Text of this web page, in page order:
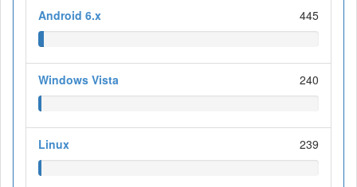
Android 6.x 445
Windows Vista 240
Linux 239